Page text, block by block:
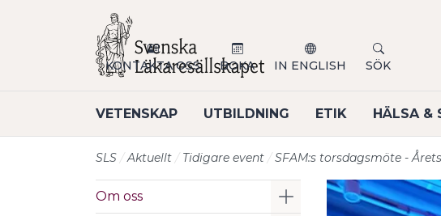
VETENSKAP UTBILDNING ETIK HÄLSA &
KONTAKTA OSS BOKA IN ENGLISH SÖK
SLS Aktuellt Tidigare event SFAM:s torsdagsmöte -
Om oss Visa/Göm undermeny